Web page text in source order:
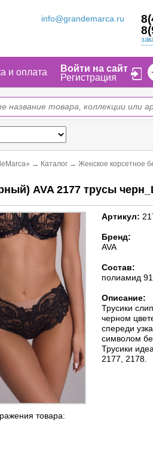
info@grandemarca.ru
и оплата
Войти на сайт
Регистрация
→ Каталог → Женское корсетное
AVA 2177 трусы
товара:
Артикул:
Бренд:
AVA
Состав:
полиамид
Описание:
Трусики
черном
спереди
символом
Трусики
2177, 2178.